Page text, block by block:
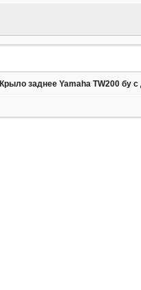
Крыло заднее Yamaha TW200 бу